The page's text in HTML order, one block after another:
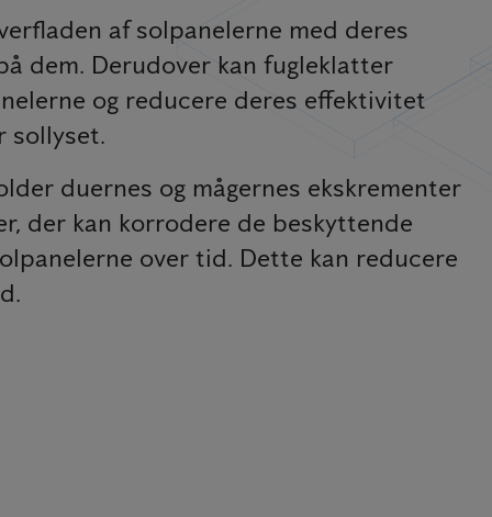
af solpanelerne med deres
dem. Derudover kan fugleklatter
og reducere deres effektivitet
sollyset.
duernes og mågernes ekskrementer
der kan korrodere de beskyttende
over tid. Dette kan reducere